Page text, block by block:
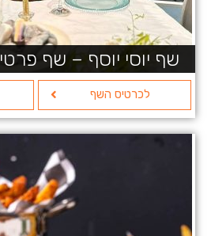
שף יוסי יוסף – שף פרטי
לכרטיס השף